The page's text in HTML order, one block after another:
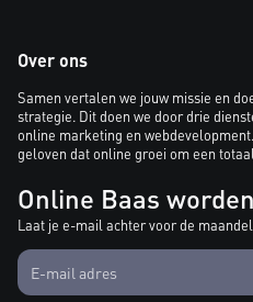
Over ons
Samen vertalen we jouw missie en
strategie. Dit doen we door drie
online marketing en
geloven dat online groei om een
Online Baas
Laat je e-mail achter voor de